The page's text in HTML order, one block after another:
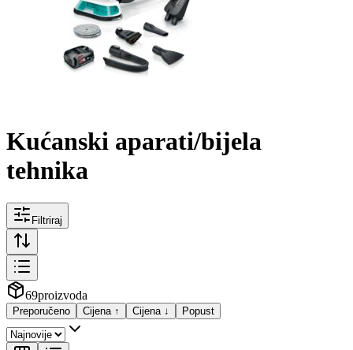
Kućanski aparati/bijela
tehnika
Filtriraj
69proizvoda
Preporučeno Cijena ↑ Cijena ↓ Popust